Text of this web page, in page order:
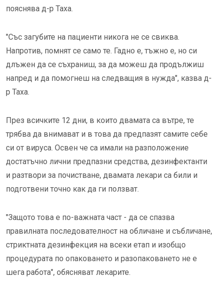
пояснява д-р Таха.
"Със загубите на пациенти никога не се свиква.
Напротив, помнят се само те. Гадно е, тъжно е, но си
длъжен да се съхраниш, за да можеш да продължиш
напред и да помогнеш на следващия в нужда", казва д-
р Таха.
През всичките 12 дни, в които двамата са вътре, те
трябва да внимават и в това да предпазят самите себе
си от вируса. Освен че са имали на разположение
достатъчно лични предпазни средства, дезинфектанти
и разтвори за почистване, двамата лекари са били и
подготвени точно как да ги ползват.
"Защото това е по-важната част - да се спазва
правилната последователност на обличане и събличане,
стриктната дезинфекция на всеки етап и изобщо
процедурата по опаковането и разопаковането не е
шега работа", обясняват лекарите.